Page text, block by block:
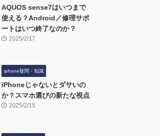
AQUOS sense7はいつまで
使える？Android／修理サポ
ートはいつ終了なのか？
2025/2/17
iphone疑問・知識
iPhoneじゃないとダサいの
か？スマホ選びの新たな視点
2025/2/15